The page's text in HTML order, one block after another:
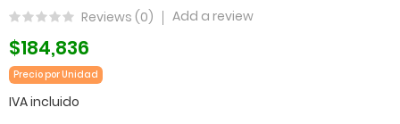
Reviews (0) Add a review
$184,836
Precio por Unidad
IVA incluido